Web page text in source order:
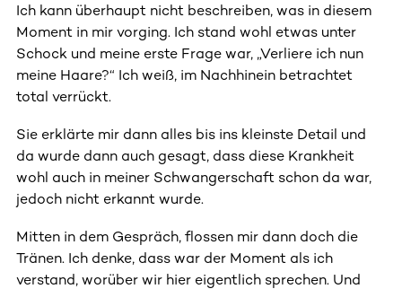
Ich kann überhaupt nicht beschreiben, was in diesem
Moment in mir vorging. Ich stand wohl etwas unter
Schock und meine erste Frage war, „Verliere ich nun
meine Haare?“ Ich weiß, im Nachhinein betrachtet
total verrückt.
Sie erklärte mir dann alles bis ins kleinste Detail und
da wurde dann auch gesagt, dass diese Krankheit
wohl auch in meiner Schwangerschaft schon da war,
jedoch nicht erkannt wurde.
Mitten in dem Gespräch, flossen mir dann doch die
Tränen. Ich denke, dass war der Moment als ich
verstand, worüber wir hier eigentlich sprechen. Und